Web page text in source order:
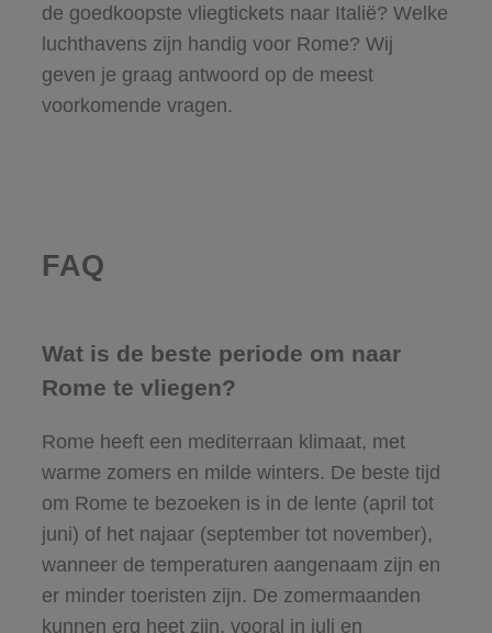
de goedkoopste vliegtickets naar Italië? Welke
luchthavens zijn handig voor Rome? Wij
geven je graag antwoord op de meest
voorkomende vragen.
FAQ
Wat is de beste periode om naar
Rome te vliegen?
Rome heeft een mediterraan klimaat, met
warme zomers en milde winters. De beste tijd
om Rome te bezoeken is in de lente (april tot
juni) of het najaar (september tot november),
wanneer de temperaturen aangenaam zijn en
er minder toeristen zijn. De zomermaanden
kunnen erg heet zijn, vooral in juli en